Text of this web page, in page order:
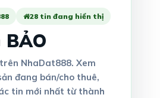
28 tin đang hiển thị
BẢO
NhaDat888. Xem
đang bán/cho thuê,
tin mới nhất từ thành